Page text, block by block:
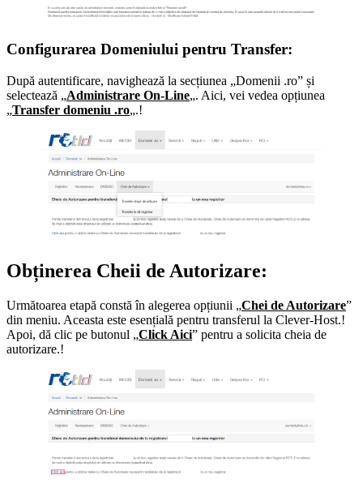
Configurarea Domeniului pentru Transfer:
După autentificare, navighează la secțiunea „Domenii .ro” și
selectează „Administrare On-Line„. Aici, vei vedea opțiunea
„Transfer domeniu .ro„.!
Obținerea Cheii de Autorizare:
Următoarea etapă constă în alegerea opțiunii „Chei de Autorizare”
din meniu. Aceasta este esențială pentru transferul la Clever-Host.!
Apoi, dă clic pe butonul „Click Aici” pentru a solicita cheia de
autorizare.!